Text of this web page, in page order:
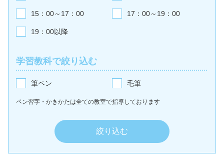
15：00～17：00 17：00～19：00
19：00以降
学習教科で絞り込む
筆ペン 毛筆
ペン習字・かきかたは全ての教室で指導しております